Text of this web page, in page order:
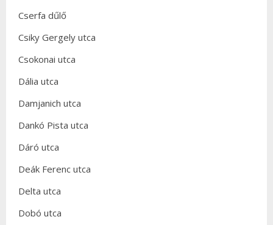
Cserfa dűlő
Csiky Gergely utca
Csokonai utca
Dália utca
Damjanich utca
Dankó Pista utca
Dáró utca
Deák Ferenc utca
Delta utca
Dobó utca